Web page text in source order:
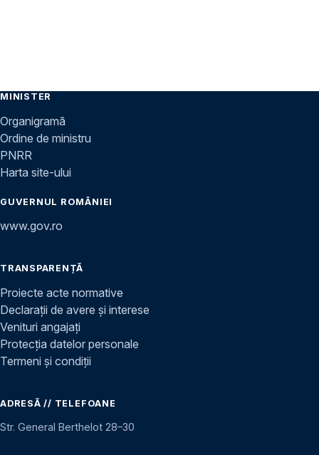
MINISTER
Organigramă
Ordine de ministru
PNRR
Harta site-ului
GUVERNUL ROMÂNIEI
www.gov.ro
TRANSPARENȚĂ
Proiecte acte normative
Declarații de avere și interese
Venituri angajați
Protecția datelor personale
Termeni și condiții
ADRESĂ // TELEFOANE
Str. General Berthelot 28–30